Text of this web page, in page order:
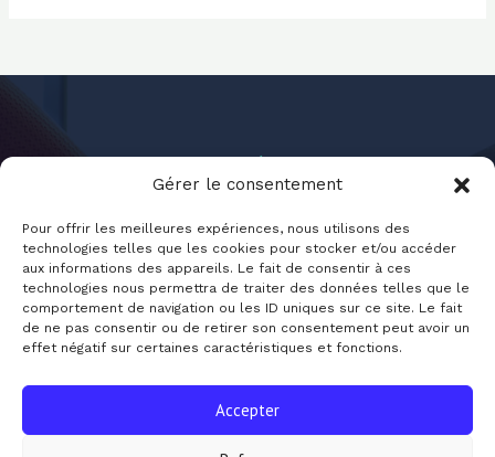
Gérer le consentement
Pour offrir les meilleures expériences, nous utilisons des
technologies telles que les cookies pour stocker et/ou accéder
aux informations des appareils. Le fait de consentir à ces
technologies nous permettra de traiter des données telles que le
comportement de navigation ou les ID uniques sur ce site. Le fait
de ne pas consentir ou de retirer son consentement peut avoir un
effet négatif sur certaines caractéristiques et fonctions.
Accepter
Jounal-Sante.fr